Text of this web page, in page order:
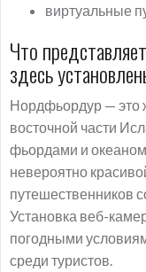
виртуальные
Что
здесь
Нордфьордур — это
восточной части
фьордами и
невероятно
путешественников
Установка веб-
погодными
среди туристов.